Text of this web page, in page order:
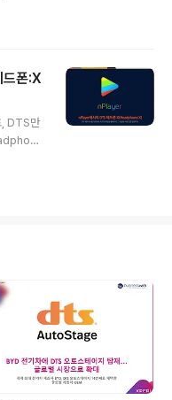
을 새
에, DTS
성능
저 그들
내의 모
국 소리,
가 의도
폰:X
, DTS만
플리케
좌우는
360도의
술로
다. 특
는 환